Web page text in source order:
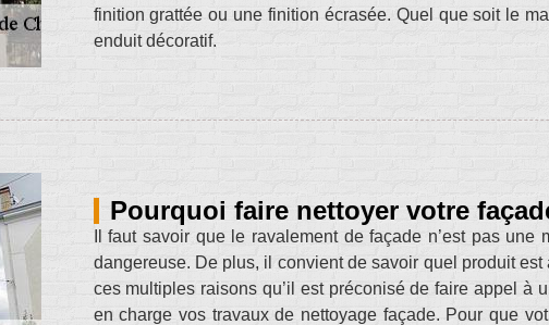
finition grattée ou une finition écrasée. Quel que soit le
enduit décoratif.
Pourquoi faire nettoyer votre
Il faut savoir que le ravalement de façade n’est pas
dangereuse. De plus, il convient de savoir quel produit
ces multiples raisons qu’il est préconisé de faire appel à
en charge vos travaux de nettoyage façade. Pour que